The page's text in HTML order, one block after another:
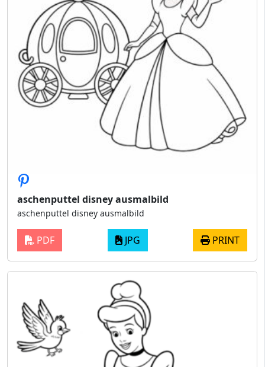
aschenputtel disney ausmalbild
aschenputtel disney ausmalbild
PDF JPG PRINT